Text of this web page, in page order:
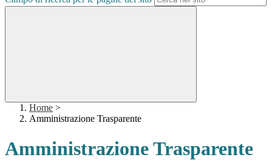
Home >
Amministrazione Trasparente
Amministrazione Trasparente